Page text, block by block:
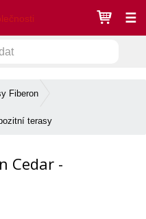
☰
Fiberon
terasy
Cedar -